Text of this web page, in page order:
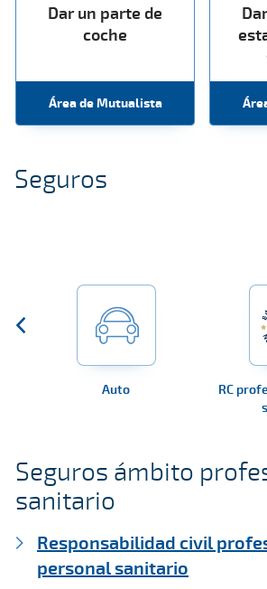
Dar un parte de
coche
Área de Mutualista
Seguros
Auto
RC
Seguros ámbito
sanitario
Responsabilidad civil
personal sanitario